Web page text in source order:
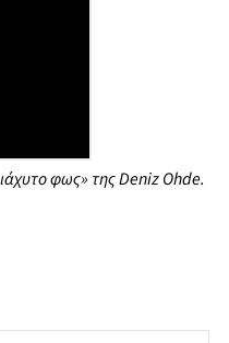
φως» της Deniz Ohde.